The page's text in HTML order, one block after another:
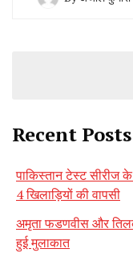
Recent Posts
पाकिस्तान टेस्ट सीरीज
4 खिलाड़ियों की वापसी
अमृता फडणवीस और तिलक
हुई मुलाकात